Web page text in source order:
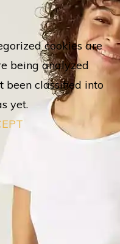
cookies are
being analyzed
been classified into
yet.